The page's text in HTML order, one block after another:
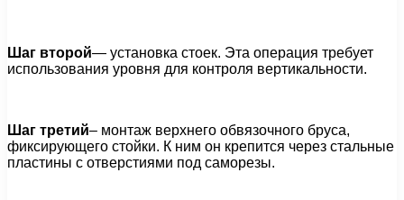
Шаг второй— установка стоек. Эта операция требует
использования уровня для контроля вертикальности.
Шаг третий– монтаж верхнего обвязочного бруса,
фиксирующего стойки. К ним он крепится через стальные
пластины с отверстиями под саморезы.